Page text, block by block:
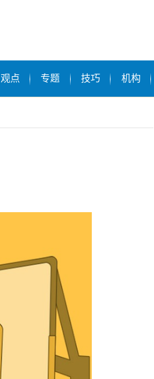
观点 专题 技巧 机构